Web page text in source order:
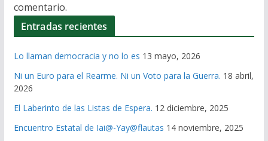
comentario.
Entradas recientes
Lo llaman democracia y no lo es 13 mayo, 2026
Ni un Euro para el Rearme. Ni un Voto para la Guerra. 18 abril,
2026
El Laberinto de las Listas de Espera. 12 diciembre, 2025
Encuentro Estatal de Iai@-Yay@flautas 14 noviembre, 2025